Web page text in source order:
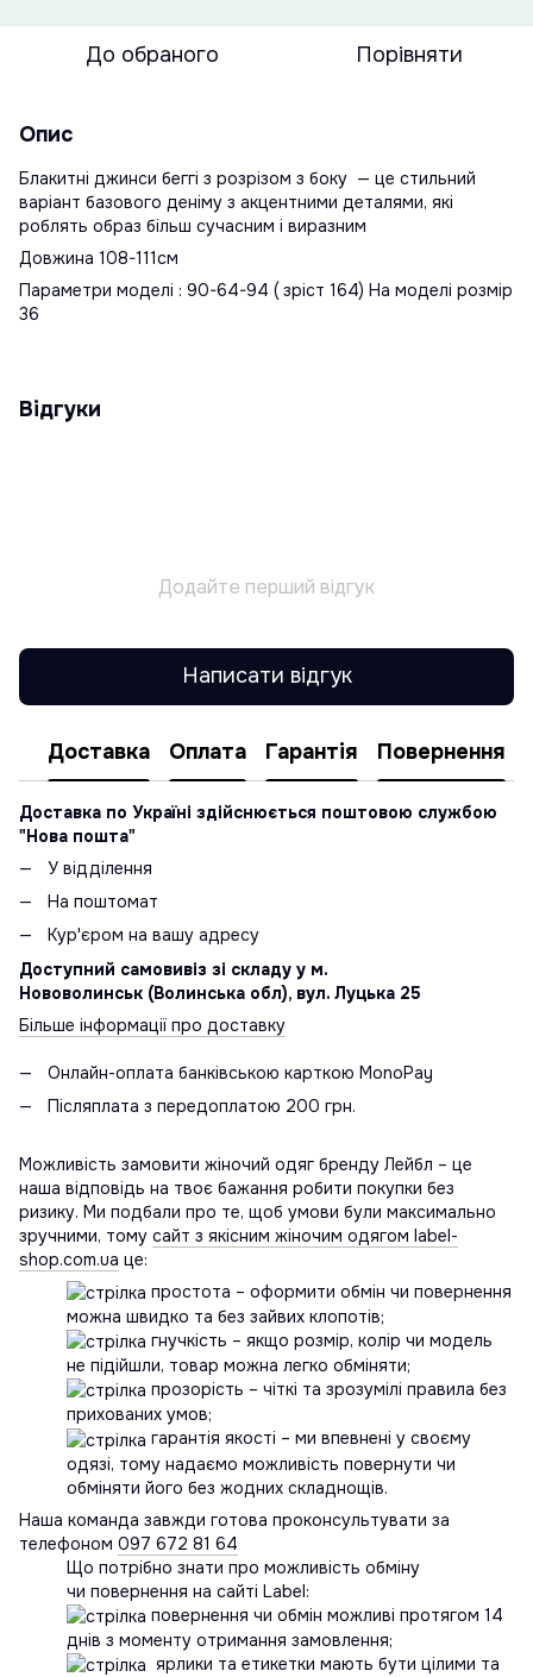
До обраного Порівняти
Опис
Блакитні джинси беггі з розрізом з боку — це стильний
варіант базового деніму з акцентними деталями, які
роблять образ більш сучасним і виразним
Довжина 108-111см
Параметри моделі : 90-64-94 ( зріст 164) На моделі розмір
36
Відгуки
Додайте перший відгук
Написати відгук
Доставка Оплата Гарантія Повернення
Доставка по Україні здійснюється поштовою службою
"Нова пошта"
У відділення
На поштомат
Кур'єром на вашу адресу
Доступний самовивіз зі складу у м.
Нововолинськ (Волинська обл), вул. Луцька 25
Більше інформації про доставку
Онлайн-оплата банківською карткою MonoPay
Післяплата з передоплатою 200 грн.
Можливість замовити жіночий одяг бренду Лейбл – це
наша відповідь на твоє бажання робити покупки без
ризику. Ми подбали про те, щоб умови були максимально
зручними, тому сайт з якісним жіночим одягом label-
shop.com.ua це:
простота – оформити обмін чи повернення
можна швидко та без зайвих клопотів;
гнучкість – якщо розмір, колір чи модель
не підійшли, товар можна легко обміняти;
прозорість – чіткі та зрозумілі правила без
прихованих умов;
гарантія якості – ми впевнені у своєму
одязі, тому надаємо можливість повернути чи
обміняти його без жодних складнощів.
Наша команда завжди готова проконсультувати за
телефоном 097 672 81 64
Що потрібно знати про можливість обміну
чи повернення на сайті Label:
повернення чи обмін можливі протягом 14
днів з моменту отримання замовлення;
ярлики та етикетки мають бути цілими та